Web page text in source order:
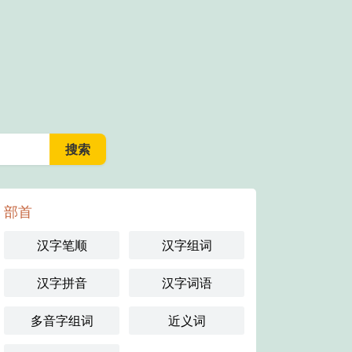
部首
汉字笔顺 汉字组词
汉字拼音 汉字词语
多音字组词 近义词